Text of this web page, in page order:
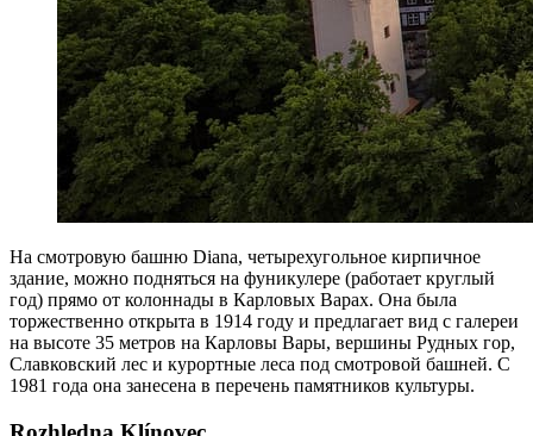
На смотровую башню Diana, четырехугольное кирпичное
здание, можно подняться на фуникулере (работает круглый
год) прямо от колоннады в Карловых Варах. Она была
торжественно открыта в 1914 году и предлагает вид с галереи
на высоте 35 метров на Карловы Вары, вершины Рудных гор,
Славковский лес и курортные леса под смотровой башней. С
1981 года она занесена в перечень памятников культуры.